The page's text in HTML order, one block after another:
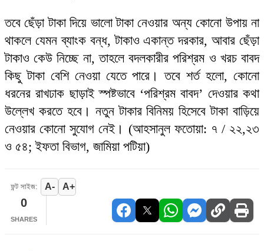
তবে ছেঁড়া টাকা দিয়ে ভালো টাকা নেওয়ার অন্য কোনো উপায় না
থাকলে যেমন ব্যাংক বন্ধ, টাকাও একান্ত দরকার, আবার ছেঁড়া
টাকাও কেউ নিচ্ছে না, তাহলে বদলকারীর পরিশ্রম ও খরচ বাবদ
কিছু টাকা বেশি নেওয়া যেতে পারে। তবে শর্ত হলো, কোনো
ধরনের রাখঢাক ছাড়াই স্পষ্টভাবে ‘পরিশ্রম বাবদ’ দেওয়ার কথা
উল্লেখ করতে হবে। নতুন টাকার বিনিময় হিসেবে টাকা বাড়িয়ে
নেওয়ার কোনো সুযোগ নেই। (আহসানুল ফতোয়া: ৭ / ২২,২৩
ও ৫৪; ইফতা বিভাগ, জামিয়া পটিয়া)
ফন্ট সাইজ: A- A+
0
SHARES